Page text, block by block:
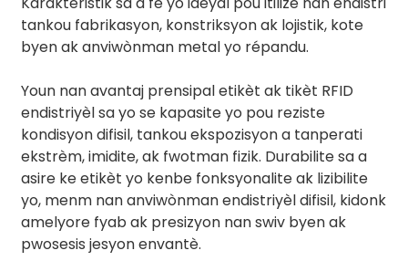
tankou fabrikasyon, konstriksyon ak lojistik, kote
byen ak anviwònman metal yo répandu.
Youn nan avantaj prensipal etikèt ak tikèt RFID
endistriyèl sa yo se kapasite yo pou reziste
kondisyon difisil, tankou ekspozisyon a tanperati
ekstrèm, imidite, ak fwotman fizik. Durabilite sa a
asire ke etikèt yo kenbe fonksyonalite ak lizibilite
yo, menm nan anviwònman endistriyèl difisil, kidonk
amelyore fyab ak presizyon nan swiv byen ak
pwosesis jesyon envantè.